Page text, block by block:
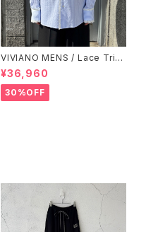
VIVIANO MENS / Lace Trim
med Open Collar Shirts / B
LUE STRIPE
¥36,960
30%OFF